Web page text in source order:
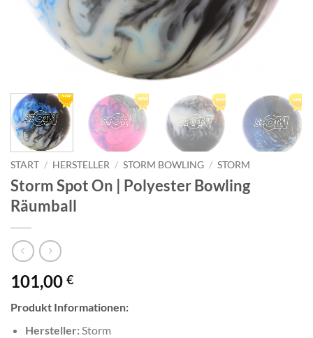
START / HERSTELLER / STORM BOWLING / STORM
Storm Spot On | Polyester Bowling
Räumball
101,00 €
Produkt Informationen:
Hersteller:Storm